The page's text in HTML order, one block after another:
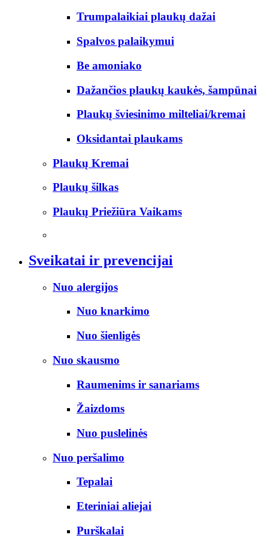
Trumpalaikiai plaukų dažai
Spalvos palaikymui
Be amoniako
Dažančios plaukų kaukės, šampūnai
Plaukų šviesinimo milteliai/kremai
Oksidantai plaukams
Plaukų Kremai
Plaukų šilkas
Plaukų Priežiūra Vaikams
Sveikatai ir prevencijai
Nuo alergijos
Nuo knarkimo
Nuo šienligės
Nuo skausmo
Raumenims ir sanariams
Žaizdoms
Nuo puslelinės
Nuo peršalimo
Tepalai
Eteriniai aliejai
Purškalai